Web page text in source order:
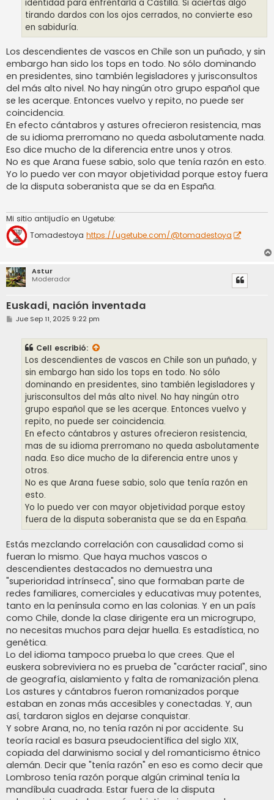
identidad para enfrentarla a Castilla. Si aciertas algo
tirando dardos con los ojos cerrados, no convierte eso
en sabiduría.
Los descendientes de vascos en Chile son un puñado, y sin
embargo han sido los tops en todo. No sólo dominando
en presidentes, sino también legisladores y jurisconsultos
del más alto nivel. No hay ningún otro grupo español que
se les acerque. Entonces vuelvo y repito, no puede ser
coincidencia.
En efecto cántabros y astures ofrecieron resistencia, mas
de su idioma prerromano no queda asbolutamente nada.
Eso dice mucho de la diferencia entre unos y otros.
No es que Arana fuese sabio, solo que tenía razón en esto.
Yo lo puedo ver con mayor objetividad porque estoy fuera
de la disputa soberanista que se da en España.
Mi sitio antijudío en Ugetube:
Tomadestoya https://ugetube.com/@tomadestoya
Astur
Moderador
Euskadi, nación inventada
M
Jue Sep 11, 2025 9:22 pm
Cell escribió:
Los descendientes de vascos en Chile son un puñado, y
sin embargo han sido los tops en todo. No sólo
dominando en presidentes, sino también legisladores y
jurisconsultos del más alto nivel. No hay ningún otro
grupo español que se les acerque. Entonces vuelvo y
repito, no puede ser coincidencia.
En efecto cántabros y astures ofrecieron resistencia,
mas de su idioma prerromano no queda asbolutamente
nada. Eso dice mucho de la diferencia entre unos y
otros.
No es que Arana fuese sabio, solo que tenía razón en
esto.
Yo lo puedo ver con mayor objetividad porque estoy
fuera de la disputa soberanista que se da en España.
Estás mezclando correlación con causalidad como si
fueran lo mismo. Que haya muchos vascos o
descendientes destacados no demuestra una
"superioridad intrínseca", sino que formaban parte de
redes familiares, comerciales y educativas muy potentes,
tanto en la península como en las colonias. Y en un país
como Chile, donde la clase dirigente era un microgrupo,
no necesitas muchos para dejar huella. Es estadística, no
genética.
Lo del idioma tampoco prueba lo que crees. Que el
euskera sobreviviera no es prueba de "carácter racial", sino
de geografía, aislamiento y falta de romanización plena.
Los astures y cántabros fueron romanizados porque
estaban en zonas más accesibles y conectadas. Y, aun
así, tardaron siglos en dejarse conquistar.
Y sobre Arana, no, no tenía razón ni por accidente. Su
teoría racial es basura pseudocientífica del siglo XIX,
copiada del darwinismo social y del romanticismo étnico
alemán. Decir que "tenía razón" en eso es como decir que
Lombroso tenía razón porque algún criminal tenía la
mandíbula cuadrada. Estar fuera de la disputa